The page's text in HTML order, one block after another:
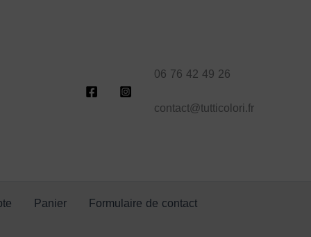
06 76 42 49 26
contact@tutticolori.fr
Panier Formulaire de contact